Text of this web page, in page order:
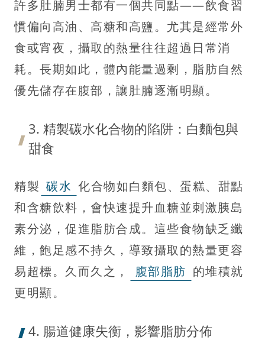
許多肚腩男士都有一個共同點——飲食習
慣偏向高油、高糖和高鹽。尤其是經常外
食或宵夜，攝取的熱量往往超過日常消
耗。長期如此，體內能量過剩，脂肪自然
優先儲存在腹部，讓肚腩逐漸明顯。
3. 精製碳水化合物的陷阱：白麵包與
甜食
精製 碳水 化合物如白麵包、蛋糕、甜點
和含糖飲料，會快速提升血糖並刺激胰島
素分泌，促進脂肪合成。這些食物缺乏纖
維，飽足感不持久，導致攝取的熱量更容
易超標。久而久之，
腹部脂肪 的堆積就
更明顯。
4. 腸道健康失衡，影響脂肪分佈